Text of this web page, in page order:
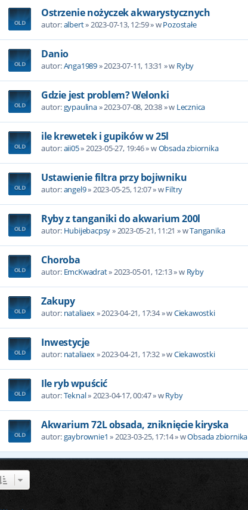
Ostrzenie nożyczek akwarystycznych
autor:albert» 2023-07-13, 12:59 » wPozostałe
Danio
autor:Anga1989» 2023-07-11, 13:31 » w Ryby
Gdzie jest problem? Welonki
autor:gypaulina» 2023-07-08, 20:38 » w Lecznica
ile krewetek i gupików w 25l
autor:aii05» 2023-05-27, 19:46 » wObsada zbiornika
Ustawienie filtra przy bojiwniku
autor:angel9» 2023-05-25, 12:07 » wFiltry
Ryby z tanganiki do akwarium 200l
autor: Hubijebacpsy» 2023-05-21, 11:21 » wTanganika
Choroba
autor: EmcKwadrat» 2023-05-01, 12:13 » w Ryby
Zakupy
autor: nataliaex» 2023-04-21, 17:34 » wCiekawostki
Inwestycje
autor: nataliaex» 2023-04-21, 17:32 » wCiekawostki
Ile ryb wpuścić
autor:Teknal» 2023-04-17, 00:47 » wRyby
Akwarium 72L obsada, zniknięcie kiryska
autor:gaybrownie1 » 2023-03-25, 17:14 » wObsada zbiornika